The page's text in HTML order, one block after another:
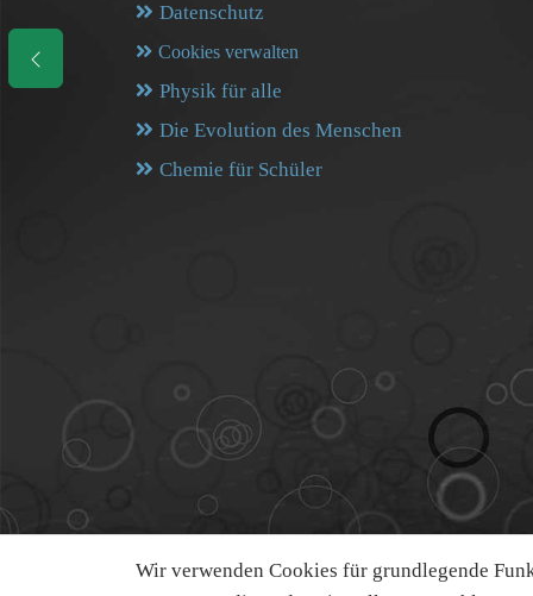
Wir verwenden Cookies für grundlegende
Datenschutz
Cookies verwalten
Physik für alle
Die Evolution des Menschen
Chemie für Schüler